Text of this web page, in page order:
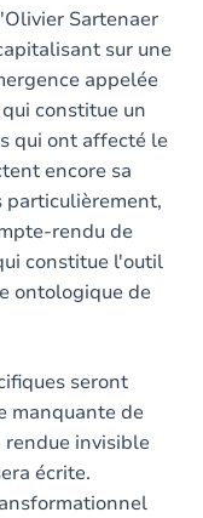
Sartenaer
sur une
appelée
constitue un
qui ont affecté le
encore sa
particulièrement,
rendu de
constitue l'outil
ontologique de
seront
manquante de
invisible
écrite.